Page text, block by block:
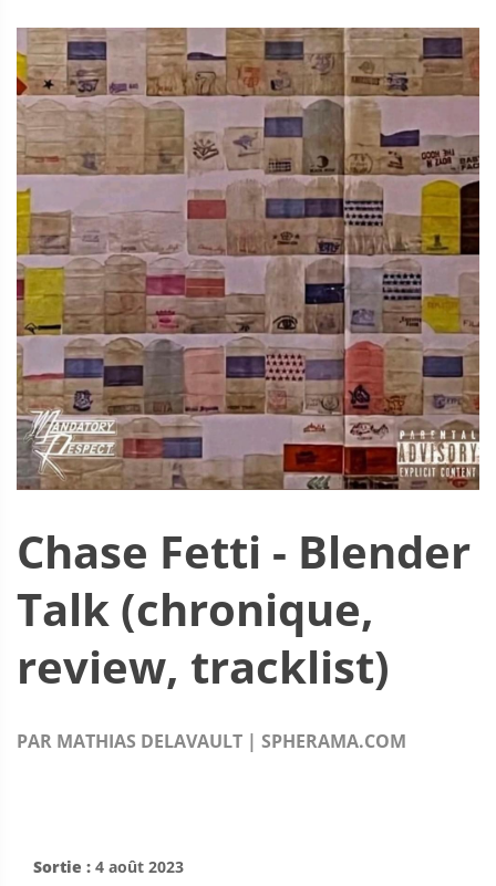
Chase Fetti - Blender
Talk (chronique,
review, tracklist)
PAR MATHIAS DELAVAULT | SPHERAMA.COM
Sortie : 4 août 2023